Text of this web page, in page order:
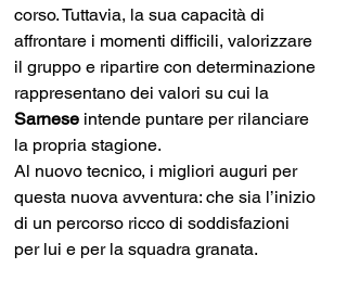
corso. Tuttavia, la sua capacità di
affrontare i momenti difficili, valorizzare
il gruppo e ripartire con determinazione
rappresentano dei valori su cui la
Sarnese intende puntare per rilanciare
la propria stagione.
Al nuovo tecnico, i migliori auguri per
questa nuova avventura: che sia l’inizio
di un percorso ricco di soddisfazioni
per lui e per la squadra granata.